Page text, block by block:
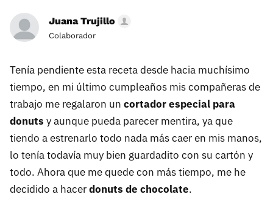
Juana Trujillo
Colaborador
Tenía pendiente esta receta desde hacia muchísimo
tiempo, en mi último cumpleaños mis compañeras de
trabajo me regalaron un cortador especial para
donuts y aunque pueda parecer mentira, ya que
tiendo a estrenarlo todo nada más caer en mis manos,
lo tenía todavía muy bien guardadito con su cartón y
todo. Ahora que me quede con más tiempo, me he
decidido a hacerdonuts de chocolate.